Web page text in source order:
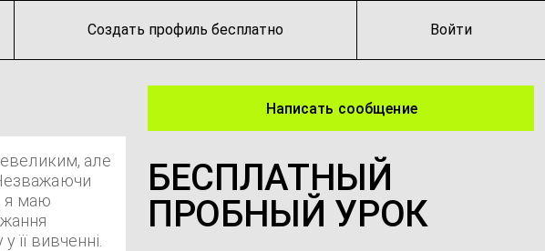
Создать профиль бесплатно Войти
але
я маю
її вивченні.
Написать сообщение
БЕСПЛАТНЫЙ
ПРОБНЫЙ УРОК